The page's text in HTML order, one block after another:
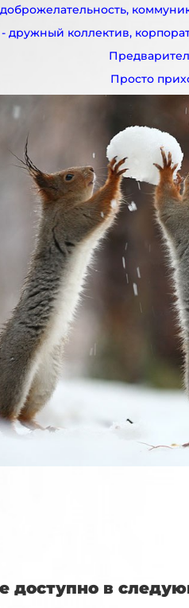
дружный коллектив,
Просто
доступно в